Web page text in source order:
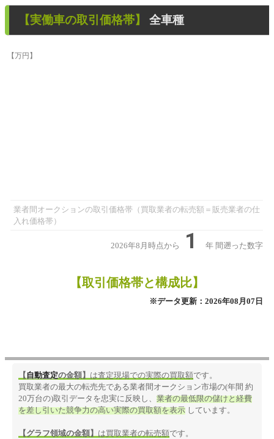
【実働車の取引価格帯】 全車種
【万円】
業者間オークションの取引価格帯（買取業者の転売額＝販売業者の仕
入れ価格帯）
2026年8月時点から 1 年 間遡った数字
【取引価格帯と構成比】
※データ更新：2026年08月07日
【 自動査定の金額】 は査定現場での実際の買取額です。
買取業者の最大の転売先である業者間オークション市場の(年間 約
20万台の)取引データを忠実に反映し、 業者の最低限の儲けと経費
を差し引いた競争力の高い実際の買取額を表示 しています。
【グラフ領域の金額】 は買取業者の転売額です。